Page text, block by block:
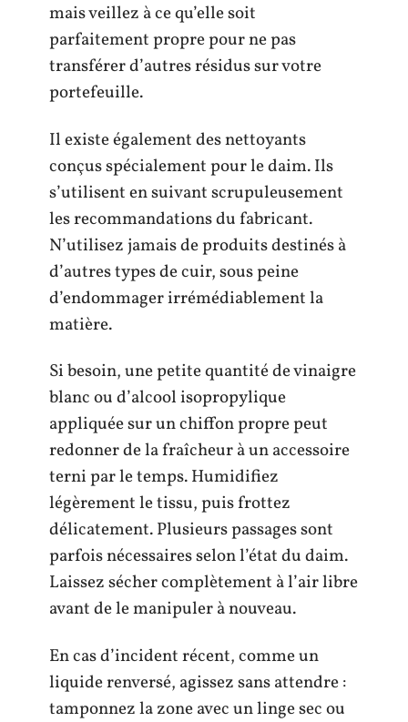
mais veillez à ce qu’elle soit
parfaitement propre pour ne pas
transférer d’autres résidus sur votre
portefeuille.
Il existe également des nettoyants
conçus spécialement pour le daim. Ils
s’utilisent en suivant scrupuleusement
les recommandations du fabricant.
N’utilisez jamais de produits destinés à
d’autres types de cuir, sous peine
d’endommager irrémédiablement la
matière.
Si besoin, une petite quantité de vinaigre
blanc ou d’alcool isopropylique
appliquée sur un chiffon propre peut
redonner de la fraîcheur à un accessoire
terni par le temps. Humidifiez
légèrement le tissu, puis frottez
délicatement. Plusieurs passages sont
parfois nécessaires selon l’état du daim.
Laissez sécher complètement à l’air libre
avant de le manipuler à nouveau.
En cas d’incident récent, comme un
liquide renversé, agissez sans attendre :
tamponnez la zone avec un linge sec ou